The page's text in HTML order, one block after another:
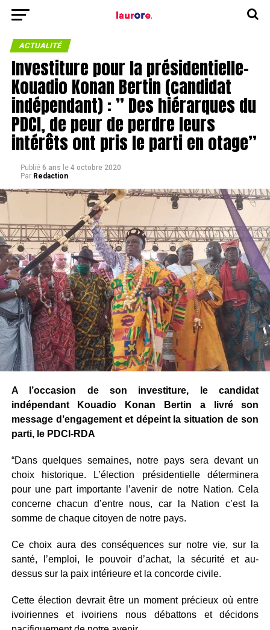
ACTUALITÉ
Investiture pour la présidentielle-
Kouadio Konan Bertin (candidat
indépendant) : ” Des hiérarques du
PDCI, de peur de perdre leurs
intérêts ont pris le parti en otage”
Publié 6 ans le 4 octobre 2020
Par Redaction
A l’occasion de son investiture, le candidat
indépendant Kouadio Konan Bertin a livré son
message d’engagement et dépeint la situation de son
parti, le PDCI-RDA
“Dans quelques semaines, notre pays sera devant un
choix historique. L’élection présidentielle déterminera
pour une part importante l’avenir de notre Nation. Cela
concerne chacun d’entre nous, car la Nation c’est la
somme de chaque citoyen de notre pays.
Ce choix aura des conséquences sur notre vie, sur la
santé, l’emploi, le pouvoir d’achat, la sécurité et au-
dessus sur la paix intérieure et la concorde civile.
Cette élection devrait être un moment précieux où entre
ivoiriennes et ivoiriens nous débattons et décidons